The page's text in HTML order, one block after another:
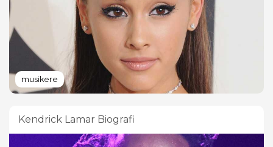
musikere
Kendrick Lamar Biografi